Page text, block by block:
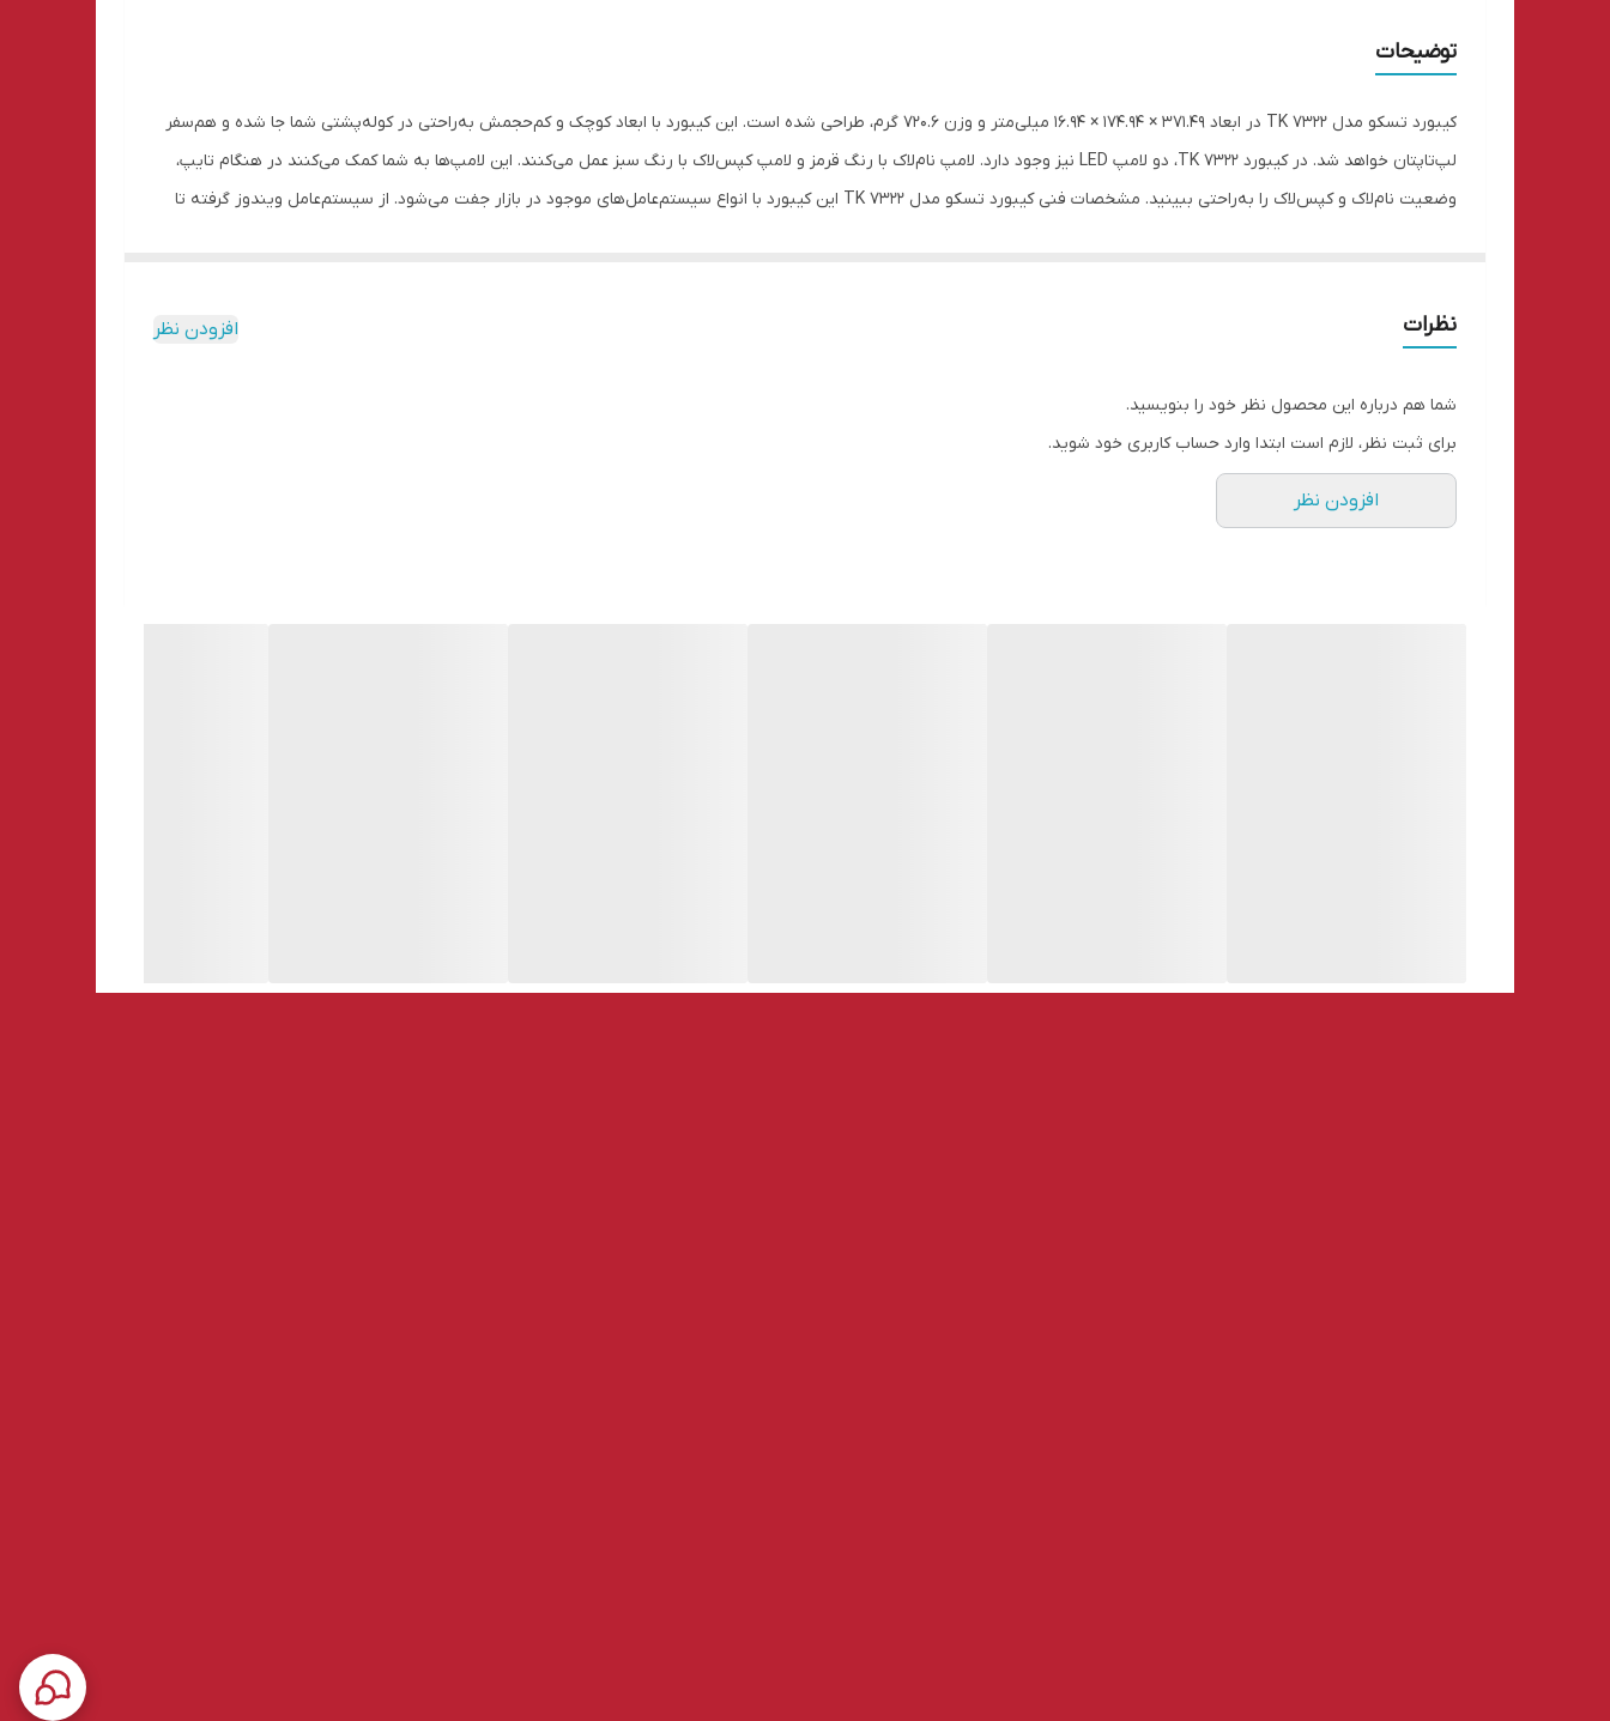
توضیحات
کیبورد تسکو مدل TK 7322 در ابعاد 371.49 × 174.94 × 16.94 میلی‌متر و وزن 720.6 گرم، طراحی شده است. این کیبورد با ابعاد کوچک و کم‌حجمش به‌راحتی در کوله‌پشتی شما جا شده و هم‌سفر
لپ‌تاپتان خواهد شد. در کیبورد TK 7322، دو لامپ LED نیز وجود دارد. لامپ نام‌لاک با رنگ قرمز و لامپ کپس‌لاک با رنگ سبز عمل می‌کنند. این لامپ‌ها به شما کمک می‌کنند در هنگام تایپ،
وضعیت نام‌لاک و کپس‌لاک را به‌راحتی ببینید. مشخصات فنی کیبورد تسکو مدل TK 7322 این کیبورد با انواع سیستم‌عامل‌های موجود در بازار جفت می‌شود. از سیستم‌عامل ویندوز گرفته تا
هستند و تا 10 میلیون کلیک را تحمل می‌کنند. باتری قابل‌شارژ با ظرفیت 280 میلی‌آمپر ساعت در این کیبورد استفاده شده است. با یک‌بار شارژکردن، شما می‌توانید تا 70 ساعت مداوم از این
قابلیت اتصال به 3 دستگاه به طور هم‌زمان ، شما می‌توانید کیبورد خود را به سه دستگاه مختلف مانند رایانه، تبلت و گوشی هوشمند متصل کنید و بین آن‌ها با یک دکمه سوئیچ کنید. این
ویژگی بسیار مفید است و به شما امکان می‌دهد به‌سرعت و آسانی اتصال خود را بین دستگاه‌های مختلف تغییر دهید. از دیگر ویژگی‌های خاص این کیبورد می‌توان به داشتن جایگاه نگهدارنده
نظرات افزودن نظر
شما هم درباره این محصول نظر خود را بنویسید.
برای ثبت نظر، لازم است ابتدا وارد حساب کاربری خود شوید.
افزودن نظر